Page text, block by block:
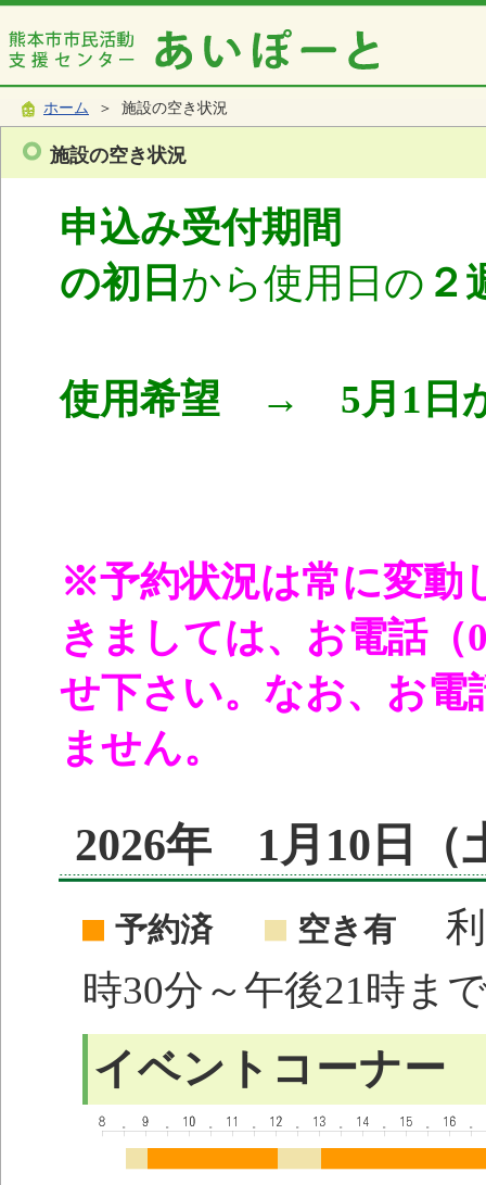
ホーム ＞ 施設の空き状況
施設の空き状況
申込み受付期間
の初日 から使用日の ２
使用希望 → 5月1日か
※予約状況は常に変動
きましては、お電話（
せ下さい。なお、お電
ません。
2026年 1月10日（
予約済 空き有
利
時30分～午後21時ま
イベントコーナー